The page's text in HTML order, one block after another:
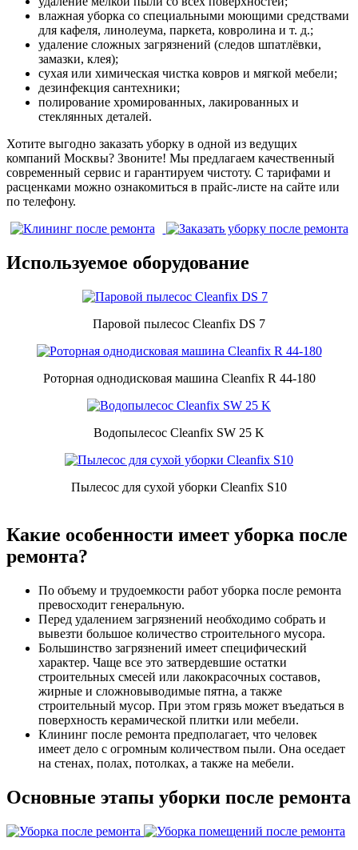
влажная уборка со специальными моющими средствами
для кафеля, линолеума, паркета, ковролина и т. д.;
удаление сложных загрязнений (следов шпатлёвки,
замазки, клея);
сухая или химическая чистка ковров и мягкой мебели;
дезинфекция сантехники;
полирование хромированных, лакированных и
стеклянных деталей.
Хотите выгодно заказать уборку в одной из ведущих
компаний Москвы? Звоните! Мы предлагаем качественный
современный сервис и гарантируем чистоту. С тарифами и
расценками можно ознакомиться в прайс-листе на сайте или
по телефону.
Используемое оборудование
Паровой пылесос Cleanfix DS 7
Роторная однодисковая машина Cleanfix R 44-180
Водопылесос Cleanfix SW 25 K
Пылесос для сухой уборки Cleanfix S10
Какие особенности имеет уборка после
ремонта?
По объему и трудоемкости работ уборка после ремонта
превосходит генеральную.
Перед удалением загрязнений необходимо собрать и
вывезти большое количество строительного мусора.
Большинство загрязнений имеет специфический
характер. Чаще все это затвердевшие остатки
строительных смесей или лакокрасочных составов,
жирные и сложновыводимые пятна, а также
строительный мусор. При этом грязь может въедаться в
поверхность керамической плитки или мебели.
Клининг после ремонта предполагает, что человек
имеет дело с огромным количеством пыли. Она оседает
на стенах, полах, потолках, а также на мебели.
Основные этапы уборки после ремонта